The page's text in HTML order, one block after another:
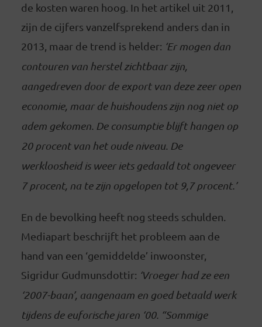
de kosten waren hoog. In het artikel uit 2011,
zijn de cijfers vanzelfsprekend anders dan in
2013, maar de trend is helder: ‘Er mogen dan
contouren van herstel zichtbaar zijn,
aangedreven door de export van deze zeer open
economie, maar de huishoudens zijn nog niet op
adem gekomen. De consumptie blijft hangen op
20 procent van het oude niveau. De
werkloosheid is weer iets gedaald tot ongeveer
7 procent, na te zijn opgelopen tot 9,7 procent.’
En de bevolking heeft nog steeds schulden.
Mediapart beschrijft het probleem aan de
hand van een ‘gemiddelde’ inwoonster,
Sigridur Gudmunsdottir: ‘Vroeger had ze een
‘2007-baan’, aangenaam en goed betaald werk
tijdens de euforische jaren ‘00. “Sommige